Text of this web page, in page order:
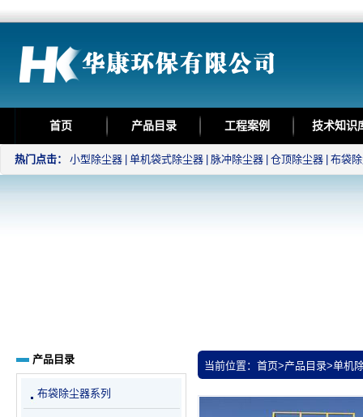
首页 产品目录 工程案例 技术知识
热门点击： 小型除尘器 单机袋式除尘器 脉冲除尘器 仓顶除尘器 布袋
当前位置： 首页>产品目录>单机
产品目录
布袋除尘器系列